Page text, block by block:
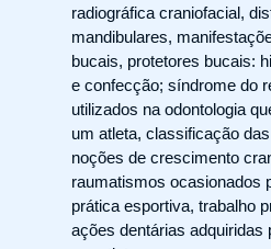
radiográfica craniofacial,
mandibulares,
bucais, protetores bucais:
e confecção; síndrome do
utilizados na odontologia
um atleta, classificação
noções de crescimento
raumatismos ocasionados
prática esportiva, trabalho
ações dentárias adquiridas